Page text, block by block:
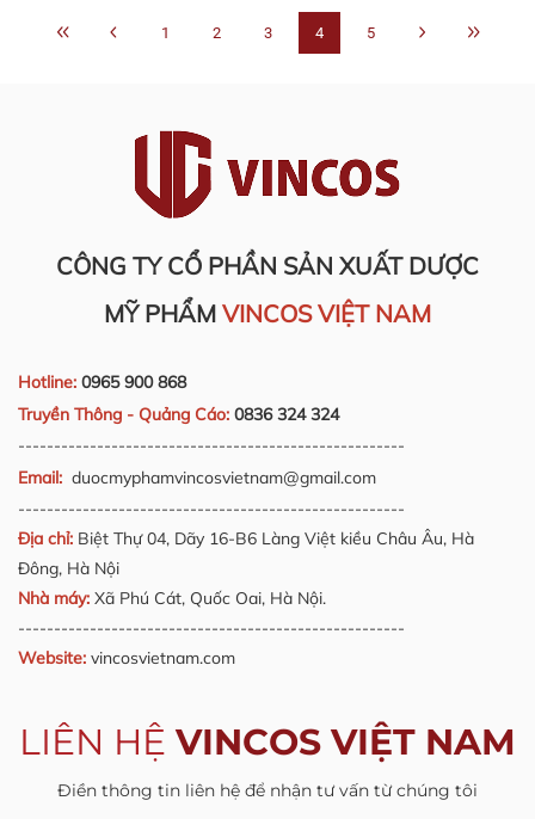
lượng và uy tín của VINCOS trên
làm việc của VINCOS. Vì vậy, để
VINCOS xin thông báo:
1 2 3 4 5
CÔNG TY CỔ PHẦN SẢN XUẤT DƯỢC
MỸ PHẨM VINCOS VIỆT NAM
Hotline: 0965 900 868
Truyền Thông - Quảng Cáo: 0836 324 324
------------------------------------------------------
Email: duocmyphamvincosvietnam@gmail.com
------------------------------------------------------
Địa chỉ: Biệt Thự 04, Dãy 16-B6 Làng Việt kiều Châu Âu, Hà
Đông, Hà Nội
Nhà máy: Xã Phú Cát, Quốc Oai, Hà Nội.
------------------------------------------------------
Website: vincosvietnam.com
LIÊN HỆ VINCOS VIỆT NAM
Điền thông tin liên hệ để nhận tư vấn từ chúng tôi